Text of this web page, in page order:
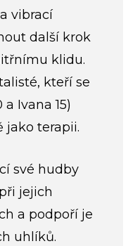
vibrací
další krok
klidu.
kteří se
Ivana 15)
jako terapii.
své hudby
jejich
a podpoří je
uhlíků.